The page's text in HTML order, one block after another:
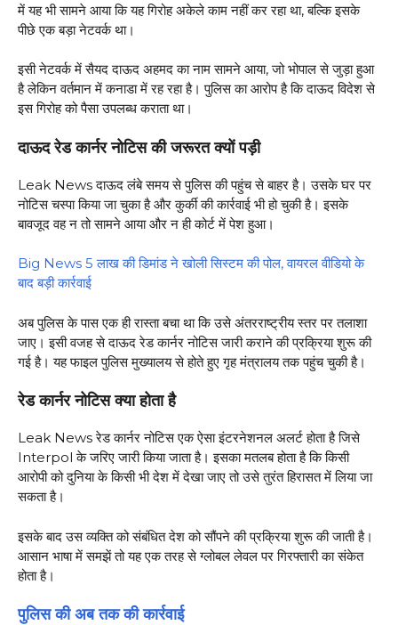
में यह भी सामने आया कि यह गिरोह अकेले काम नहीं कर रहा था, बल्कि इसके
पीछे एक बड़ा नेटवर्क था।
इसी नेटवर्क में सैयद दाऊद अहमद का नाम सामने आया, जो भोपाल से जुड़ा हुआ
है लेकिन वर्तमान में कनाडा में रह रहा है। पुलिस का आरोप है कि दाऊद विदेश से
इस गिरोह को पैसा उपलब्ध कराता था।
दाऊद रेड कार्नर नोटिस की जरूरत क्यों पड़ी
Leak News दाऊद लंबे समय से पुलिस की पहुंच से बाहर है। उसके घर पर
नोटिस चस्पा किया जा चुका है और कुर्की की कार्रवाई भी हो चुकी है। इसके
बावजूद वह न तो सामने आया और न ही कोर्ट में पेश हुआ।
Big News 5 लाख की डिमांड ने खोली सिस्टम की पोल, वायरल वीडियो के
बाद बड़ी कार्रवाई
अब पुलिस के पास एक ही रास्ता बचा था कि उसे अंतरराष्ट्रीय स्तर पर तलाशा
जाए। इसी वजह से दाऊद रेड कार्नर नोटिस जारी कराने की प्रक्रिया शुरू की
गई है। यह फाइल पुलिस मुख्यालय से होते हुए गृह मंत्रालय तक पहुंच चुकी है।
रेड कार्नर नोटिस क्या होता है
Leak News रेड कार्नर नोटिस एक ऐसा इंटरनेशनल अलर्ट होता है जिसे
Interpol के जरिए जारी किया जाता है। इसका मतलब होता है कि किसी
आरोपी को दुनिया के किसी भी देश में देखा जाए तो उसे तुरंत हिरासत में लिया जा
सकता है।
इसके बाद उस व्यक्ति को संबंधित देश को सौंपने की प्रक्रिया शुरू की जाती है।
आसान भाषा में समझें तो यह एक तरह से ग्लोबल लेवल पर गिरफ्तारी का संकेत
होता है।
पुलिस की अब तक की कार्रवाई